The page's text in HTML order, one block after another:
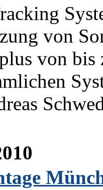
von
von bis